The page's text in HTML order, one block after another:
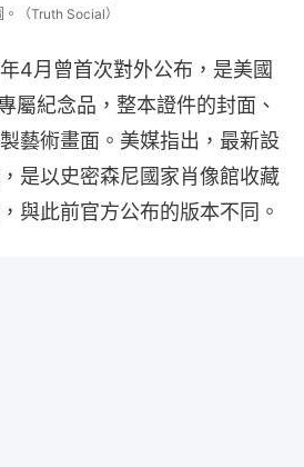
（Truth Social）
4月曾首次對外公布，是美國
屬紀念品，整本證件的封面、
藝術畫面。美媒指出，最新設
是以史密森尼國家肖像館收藏
與此前官方公布的版本不同。